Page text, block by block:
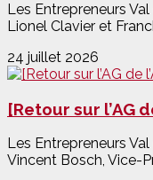
Les Entrepreneurs
Lionel Clavier et
24 juillet 2026
[Retour sur l’AG
Les Entrepreneurs
Vincent Bosch, Vice-